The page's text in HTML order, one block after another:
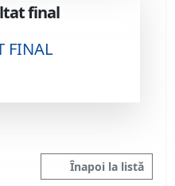
final
FINAL
Înapoi la listă